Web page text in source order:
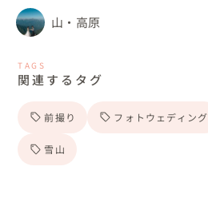
山・高原
TAGS
関連するタグ
前撮り フォトウェディング
雪山